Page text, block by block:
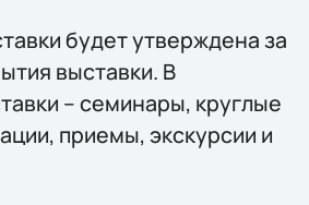
будет утверждена за
выставки. В
– семинары, круглые
приемы, экскурсии и